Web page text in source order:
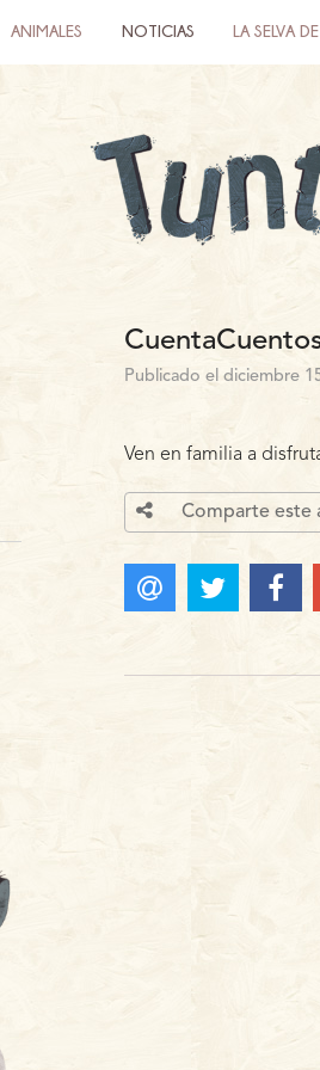
ANIMALES NOTICIAS LA SELVA
Publicado el diciembre
Ven en familia a
Comparte este